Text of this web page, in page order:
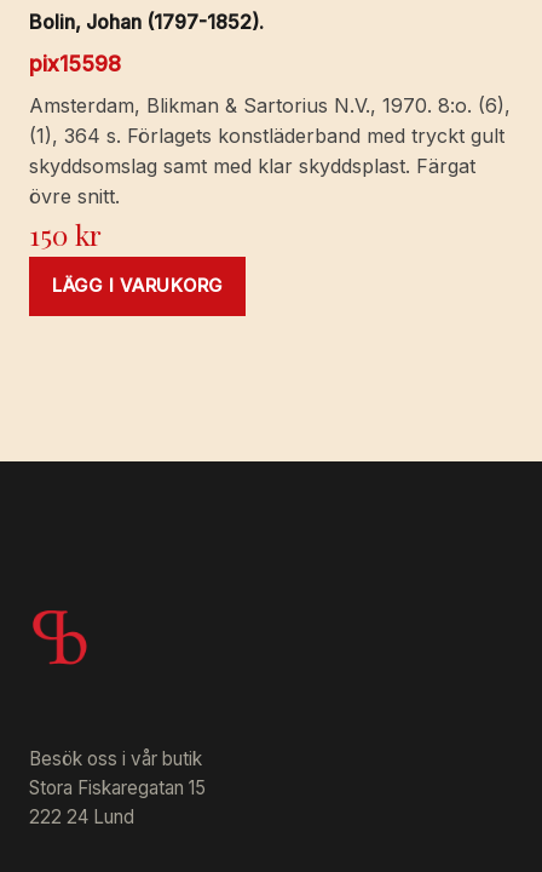
Bolin, Johan (1797-1852).
pix15598
Amsterdam, Blikman & Sartorius N.V., 1970. 8:o. (6),
(1), 364 s. Förlagets konstläderband med tryckt gult
skyddsomslag samt med klar skyddsplast. Färgat
övre snitt.
150kr
LÄGG I VARUKORG
Besök oss i vår butik
Stora Fiskaregatan 15
222 24 Lund